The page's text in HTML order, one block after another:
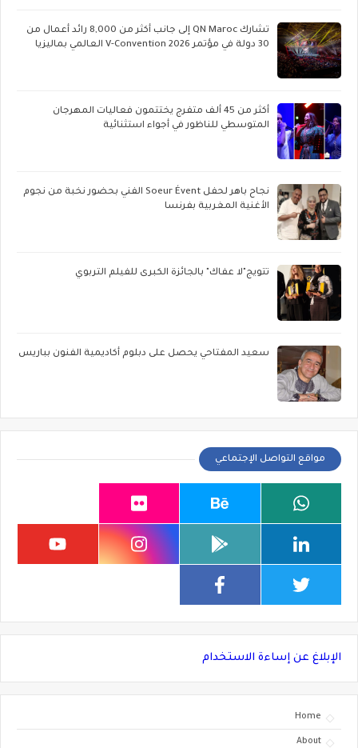
تشارك QN Maroc إلى جانب أكثر من 8,000 رائد أعمال من
30 دولة في مؤتمر V-Convention 2026 العالمي بماليزيا
أكثر من 45 ألف متفرج يختتمون فعاليات المهرجان
المتوسطي للناظور في أجواء استثنائية
نجاح باهر لحفل Soeur Évent الفني بحضور نخبة من نجوم
الأغنية المغربية بفرنسا
تتويج"لا عفاك" بالجائزة الكبرى للفيلم التربوي
سعيد المفتاحي يحصل على دبلوم أكاديمية الفنون بباريس
مواقع التواصل الإجتماعي
الإبلاغ عن إساءة الاستخدام
Home
About